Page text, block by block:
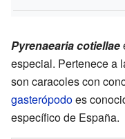
Pyrenaearia cotiellae
especial. Pertenece a
son caracoles con
gasterópodoes
específico de España.